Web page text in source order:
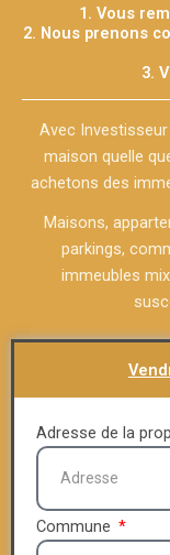
1. Vous
2. Nous prenons
3.
Avec
maison quelle
achetons des
Maisons,
parkings,
immeubles
Adresse de la
Commune